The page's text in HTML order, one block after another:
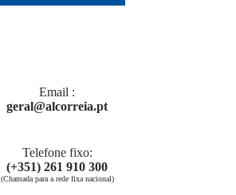
Email ​:
geral@alcorreia.pt
Telefone fixo:
(+351) 261 910 300
(Chamada para a rede fixa nacional)